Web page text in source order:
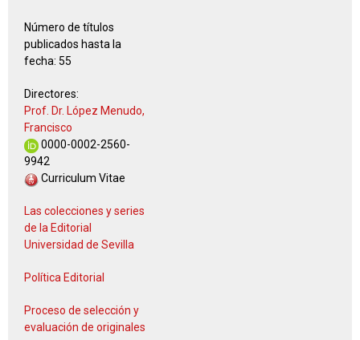
Número de títulos
publicados hasta la
fecha: 55
Directores:
Prof. Dr. López Menudo,
Francisco
0000-0002-2560-
9942
Curriculum Vitae
Las colecciones y series
de la Editorial
Universidad de Sevilla
Política Editorial
Proceso de selección y
evaluación de originales